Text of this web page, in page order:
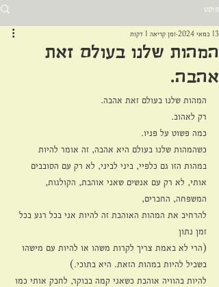
פוסט
המהות שלנו בעולם זאת
אהבה.
13 במאי 2024 זמן קריאה 1 דקות
המהות שלנו בעולם זאת אהבה.
רק לאהוב.
כמה פשוט על פניו.
כשהמהות שלנו בעולם היא אהבה, זה אומר להיות
במהות הזו גם כלפיי, ביני לביני, לא רק עם הסובבים
אותי, לא רק עם אנשים שאני אוהבת, הקולגות,
המשפחה, החברים,
להרחיב את המהות האוהבת זה להיות אני בכל רגע בכל
זמן נתון
(הרי לא באמת צריך לקרות משהו או להיות עם מישהו
בשביל להיות במהות הזאת. היא בתוכי.)
להיות בהוויה אוהבת כשאני קמה בבוקר, לחבק אותי כמו